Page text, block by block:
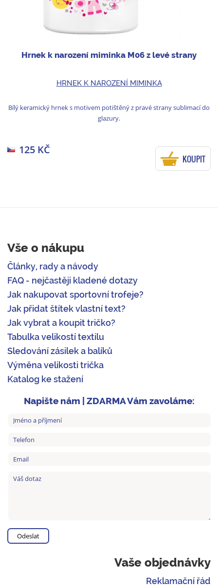
Hrnek k narození miminka M06 z levé strany
HRNEK K NAROZENÍ MIMINKA
Bílý keramický hrnek s motivem potištěný z pravé strany sublimací do
glazury.
125 KČ
KOUPIT
Vše o nákupu
Články, rady a návody
FAQ - nejčastěji kladené dotazy
Jak nakupovat sportovní trofeje?
Jak přidat štítek vlastní text?
Jak vybrat a koupit tričko?
Tabulka velikostí textilu
Sledování zásilek a balíků
Výměna velikosti trička
Katalog ke stažení
Napište nám | ZDARMA Vám zavoláme:
Vaše objednávky
Reklamační řád